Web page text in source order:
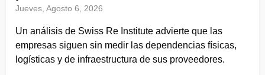
Jueves, Agosto 6, 2026
Un análisis de Swiss Re Institute advierte que las
empresas siguen sin medir las dependencias físicas,
logísticas y de infraestructura de sus proveedores.